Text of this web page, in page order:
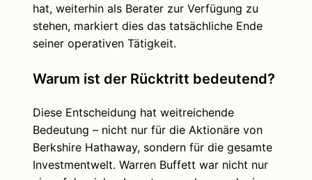
hat, weiterhin als Berater zur Verfügung zu
stehen, markiert dies das tatsächliche Ende
seiner operativen Tätigkeit.
Warum ist der Rücktritt bedeutend?
Diese Entscheidung hat weitreichende
Bedeutung – nicht nur für die Aktionäre von
Berkshire Hathaway, sondern für die gesamte
Investmentwelt. Warren Buffett war nicht nur